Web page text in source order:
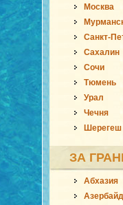
Москва
Санкт-
Сахалин
Сочи
Тюмень
Урал
Чечня
Шерегеш
ЗА
Абхазия